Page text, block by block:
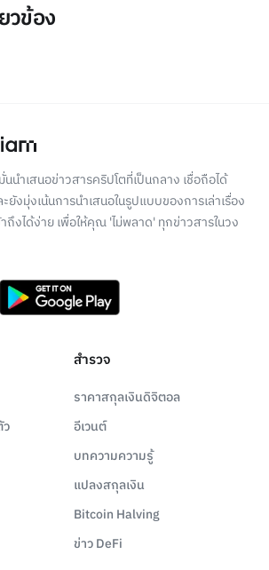
วข้อง
นำเสนอข่าวสารคริปโตที่เป็นกลาง เชื่อถือได้
ยังมุ่งเน้นการนำเสนอในรูปแบบของการเล่าเรื่อง
ถึงได้ง่าย เพื่อให้คุณ 'ไม่พลาด' ทุกข่าวสารในวง
สำรวจ
ราคาสกุลเงินดิจิตอล
อีเวนต์
บทความความรู้
แปลงสกุลเงิน
Bitcoin Halving
ข่าว DeFi